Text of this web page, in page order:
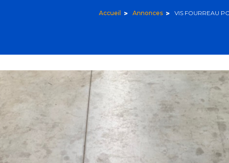
Accueil Annonces VIS FOURREAU